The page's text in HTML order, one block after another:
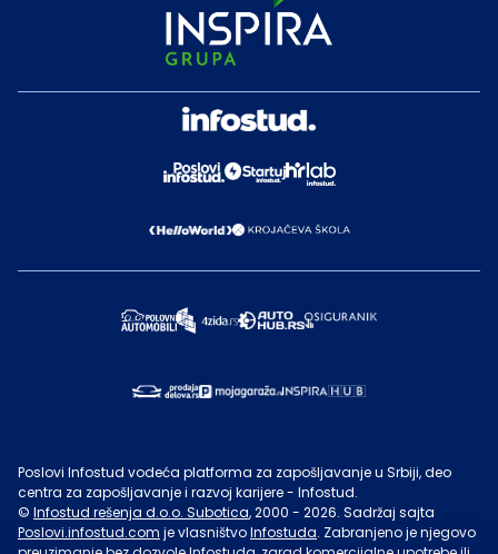
Poslovi Infostud vodeća platforma za zapošljavanje u Srbiji, deo
centra za zapošljavanje i razvoj karijere - Infostud.
© Infostud rešenja d.o.o. Subotica, 2000 - 2026. Sadržaj sajta
Poslovi.infostud.com je vlasništvoInfostuda. Zabranjeno je njegovo